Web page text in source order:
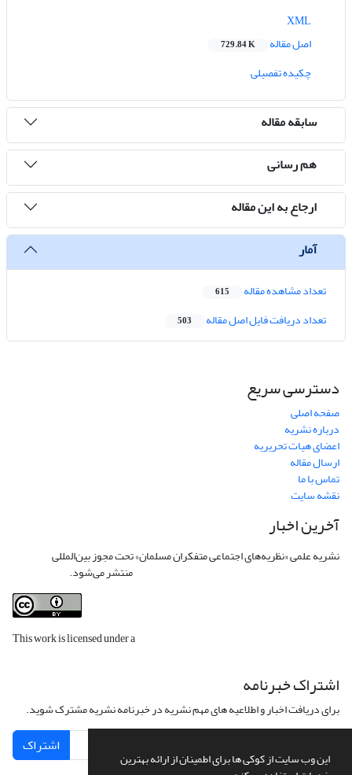
این وب سایت از کوکی ها برای اطمینان از ارائه بهترین
اصل مقاله
729.84 K
چکیده تفصیلی
سابقه مقاله
هم رسانی
ارجاع به این مقاله
آمار
تعداد مشاهده مقاله 615
تعداد دریافت فایل اصل مقاله 503
دسترسی سریع
صفحه اصلی
درباره نشریه
اعضای هیات تحریریه
ارسال مقاله
تماس با ما
نقشه سایت
آخرین اخبار
نشریه علمی «نظریه‌های اجتماعی متفکران مسلمان» تحت مجوز بین‌المللی
منتشر می‌شود.
This work is licensed under a
اشتراک خبرنامه
برای دریافت اخبار و اطلاعیه های مهم نشریه در خبرنامه نشریه مشترک شوید.
اشتراک